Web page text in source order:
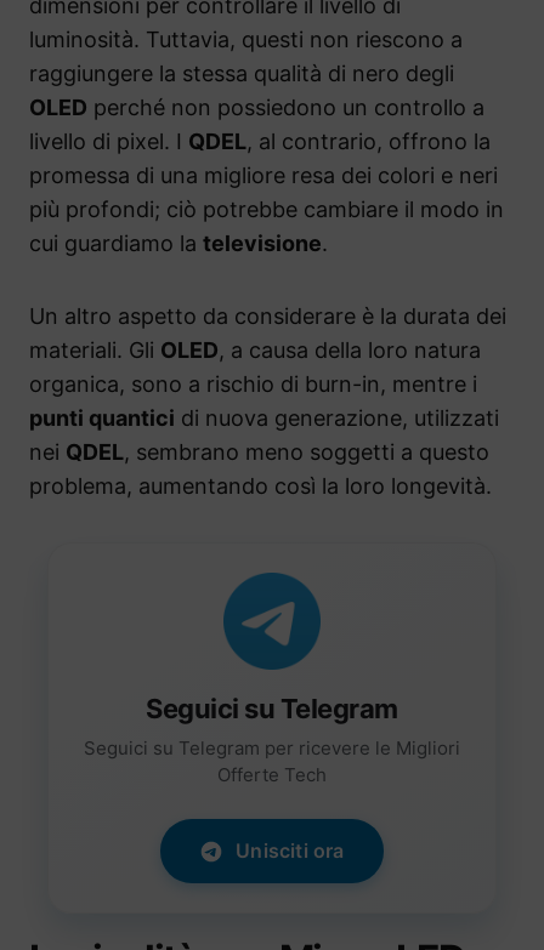
dimensioni per controllare il livello di
luminosità. Tuttavia, questi non riescono a
raggiungere la stessa qualità di nero degli
OLED perché non possiedono un controllo a
livello di pixel. I QDEL, al contrario, offrono la
promessa di una migliore resa dei colori e neri
più profondi; ciò potrebbe cambiare il modo in
cui guardiamo la televisione.
Un altro aspetto da considerare è la durata dei
materiali. Gli OLED, a causa della loro natura
organica, sono a rischio di burn-in, mentre i
punti quantici di nuova generazione, utilizzati
nei QDEL, sembrano meno soggetti a questo
problema, aumentando così la loro longevità.
Seguici su Telegram
Seguici su Telegram per ricevere le Migliori
Offerte Tech
Unisciti ora